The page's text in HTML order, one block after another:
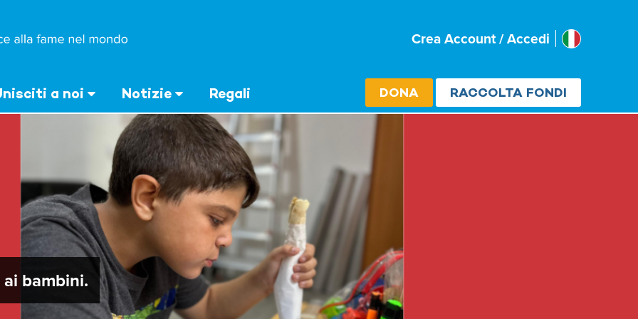
Crea Account / Accedi Select
Italia
a noi Notizie Regali DONA RACCOLTA FONDI
bambini.